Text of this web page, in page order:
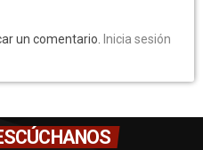
un comentario.
Inicia sesión